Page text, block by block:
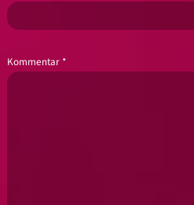
Kommentar *